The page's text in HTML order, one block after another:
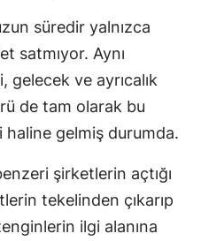
süredir yalnızca
satmıyor. Aynı
ve ayrıcalık
de tam olarak bu
haline gelmiş durumda.
şirketlerin açtığı
tekelinden çıkarıp
ilgi alanına